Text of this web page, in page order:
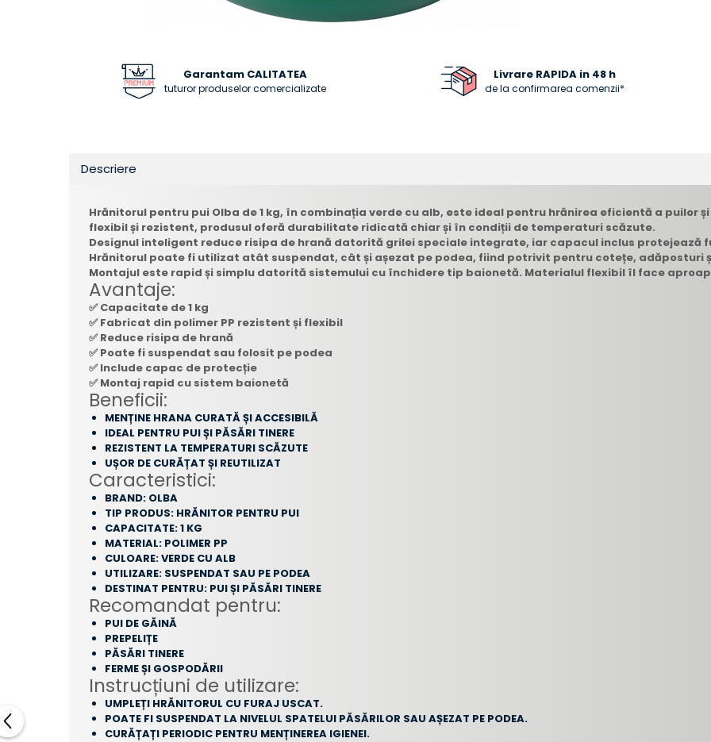
Facebook
Garantam CALITATEA
tuturor produselor comercializate
Livrare RAPIDA in 48 h
de la confirmarea comenzii*
Descriere
Hrănitorul pentru pui Olba de 1 kg, în combinația verde cu alb, este ideal pentru hrănirea eficientă a puilor
flexibil și rezistent, produsul oferă durabilitate ridicată chiar și în condiții de temperaturi scăzute.
Designul inteligent reduce risipa de hrană datorită grilei speciale integrate, iar capacul inclus protejează
Hrănitorul poate fi utilizat atât suspendat, cât și așezat pe podea, fiind potrivit pentru cotețe, adăposturi
Montajul este rapid și simplu datorită sistemului cu închidere tip baionetă. Materialul flexibil îl face
Avantaje:
✅ Capacitate de 1 kg
✅ Fabricat din polimer PP rezistent și flexibil
✅ Reduce risipa de hrană
✅ Poate fi suspendat sau folosit pe podea
✅ Include capac de protecție
✅ Montaj rapid cu sistem baionetă
Beneficii:
MENȚINE HRANA CURATĂ ȘI ACCESIBILĂ
IDEAL PENTRU PUI ȘI PĂSĂRI TINERE
REZISTENT LA TEMPERATURI SCĂZUTE
UȘOR DE CURĂȚAT ȘI REUTILIZAT
Caracteristici:
BRAND: OLBA
TIP PRODUS: HRĂNITOR PENTRU PUI
CAPACITATE: 1 KG
MATERIAL: POLIMER PP
CULOARE: VERDE CU ALB
UTILIZARE: SUSPENDAT SAU PE PODEA
DESTINAT PENTRU: PUI ȘI PĂSĂRI TINERE
Recomandat pentru:
PUI DE GĂINĂ
PREPELIȚE
PĂSĂRI TINERE
FERME ȘI GOSPODĂRII
Instrucțiuni de utilizare:
UMPLEȚI HRĂNITORUL CU FURAJ USCAT.
POATE FI SUSPENDAT LA NIVELUL SPATELUI PĂSĂRILOR SAU AȘEZAT PE PODEA.
CURĂȚAȚI PERIODIC PENTRU MENȚINEREA IGIENEI.